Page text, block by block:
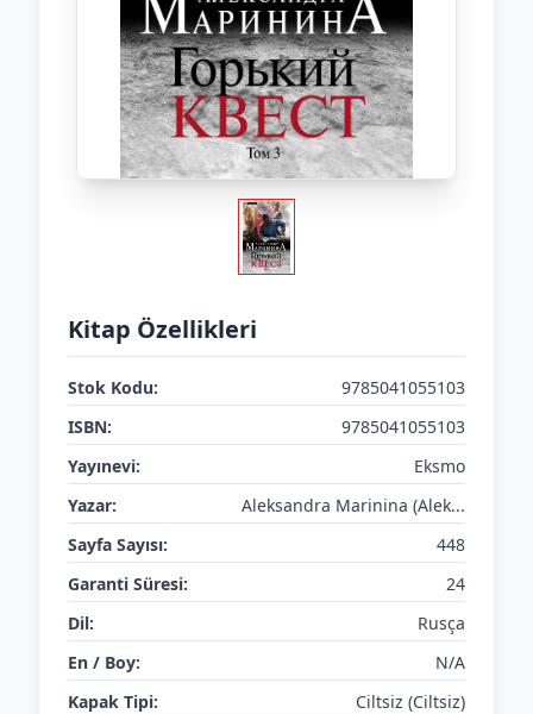
Kitap Özellikleri
Stok Kodu:
9785041055103
ISBN:
9785041055103
Yayınevi:
Eksmo
Yazar:
Aleksandra Marinina (Alek...
Sayfa Sayısı:
448
Garanti Süresi:
24
Dil:
Rusça
En / Boy:
N/A
Kapak Tipi:
Ciltsiz (Ciltsiz)